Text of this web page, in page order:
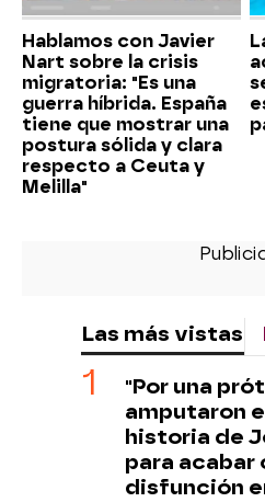
Hablamos con Javier
Nart sobre la crisis
migratoria: "Es una
guerra híbrida. España
tiene que mostrar una
postura sólida y clara
respecto a Ceuta y
Melilla"
Las más vistas
"Por una
amputaron
historia de
para acabar
disfunción